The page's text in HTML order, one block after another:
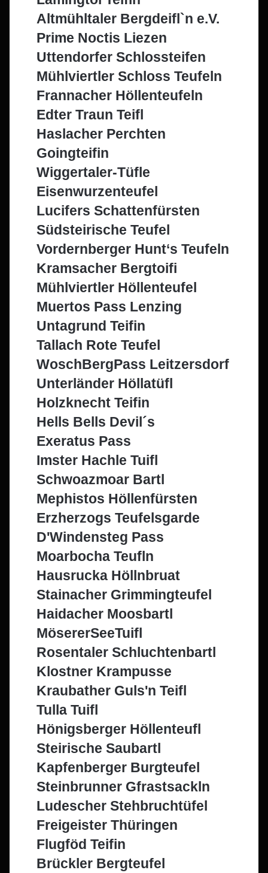
Altmühltaler Bergdeifl`n e.V.
Prime Noctis Liezen
Uttendorfer Schlossteifen
Mühlviertler Schloss Teufeln
Frannacher Höllenteufeln
Edter Traun Teifl
Haslacher Perchten
Goingteifin
Wiggertaler-Tüfle
Eisenwurzenteufel
Lucifers Schattenfürsten
Südsteirische Teufel
Vordernberger Hunt‘s Teufeln
Kramsacher Bergtoifi
Mühlviertler Höllenteufel
Muertos Pass Lenzing
Untagrund Teifin
Tallach Rote Teufel
WoschBergPass Leitzersdorf
Unterländer Höllatüfl
Holzknecht Teifin
Hells Bells Devil´s
Exeratus Pass
Imster Hachle Tuifl
Schwoazmoar Bartl
Mephistos Höllenfürsten
Erzherzogs Teufelsgarde
D'Windensteg Pass
Moarbocha Teufln
Hausrucka Höllnbruat
Stainacher Grimmingteufel
Haidacher Moosbartl
MösererSeeTuifl
Rosentaler Schluchtenbartl
Klostner Krampusse
Kraubather Guls'n Teifl
Tulla Tuifl
Hönigsberger Höllenteufl
Steirische Saubartl
Kapfenberger Burgteufel
Steinbrunner Gfrastsackln
Ludescher Stehbruchtüfel
Freigeister Thüringen
Flugföd Teifin
Brückler Bergteufel